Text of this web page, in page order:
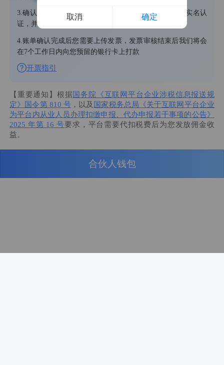
3.确认结算前您需要上传您的身份证信息以用于个人实名认
证，并完善银行卡收款信息
4.账单确认完成后您需要上传发票，发票审核结束后我们将会
在7个工作日内向您预留的银行卡上打款
开票指引
【重要通知】根据国务院《互联网平台企业涉税信息报送规
定》国令第 810 号 ，以及 国家税务总局《关于互联网平台企业
为平台内从业人员办理扣缴申报、代办申报若干事项的公告》
2025 年第 16 号要求，平台需要代扣税费后为您发放佣金收
益。
合伙人钱包
取消 确定